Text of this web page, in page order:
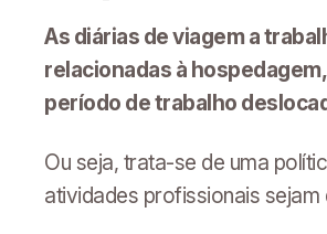
As diárias de viagem a
relacionadas à
período de trabalho
Ou seja, trata-se de uma
atividades profissionais